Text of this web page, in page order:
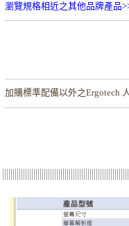
瀏覽規格相近之其他品牌產品
加購標準配備以外之Ergotech